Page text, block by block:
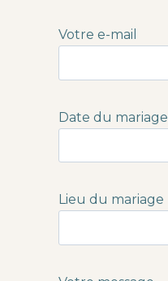
Votre e-mail
Date du mariage
Lieu du mariage